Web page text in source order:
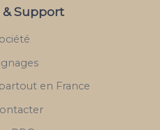
Support
en France